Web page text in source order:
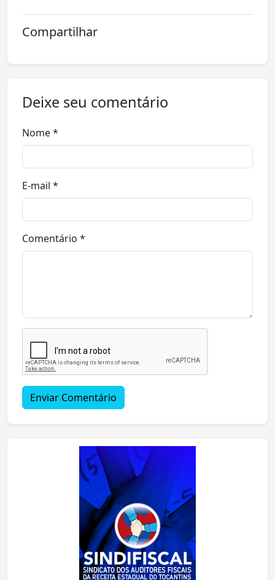
Compartilhar
Deixe seu comentário
Nome *
E-mail *
Comentário *
Enviar Comentário